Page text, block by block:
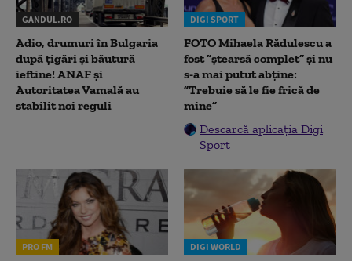
GANDUL.RO
Adio, drumuri în Bulgaria
după țigări și băutură
ieftine! ANAF și
Autoritatea Vamală au
stabilit noi reguli
DIGI SPORT
FOTO Mihaela Rădulescu a
fost ”ștearsă complet” și nu
s-a mai putut abține:
”Trebuie să le fie frică de
mine”
Descarcă aplicația Digi
Sport
PRO FM DIGI WORLD